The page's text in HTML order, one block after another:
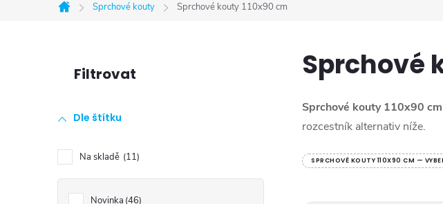
Domů
Sprchové kouty Sprchové kouty 110x90 cm
s
t
Dle štítku
Na skladě 11
Novinka 46
Sprchové
Sprchové kouty 110x90 cm
rozcestník alternativ níže.
SPRCHOVÉ KOUTY 110X90 CM —